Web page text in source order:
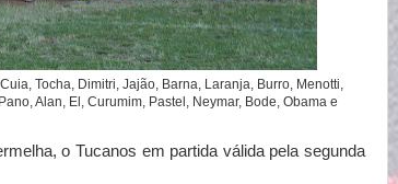
Tocha, Dimitri, Jajão, Barna, Laranja, Burro, Menotti,
Alan, El, Curumim, Pastel, Neymar, Bode, Obama e
o Tucanos em partida válida pela segunda